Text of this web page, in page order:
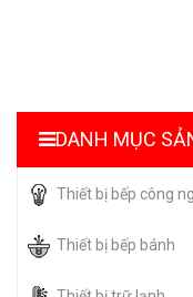
DANH MỤC
Thiết bị bếp công
Thiết bị bếp bánh